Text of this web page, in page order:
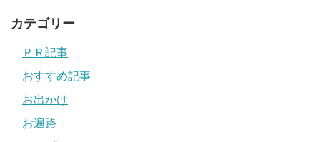
カテゴリー
ＰＲ記事
おすすめ記事
お出かけ
お遍路